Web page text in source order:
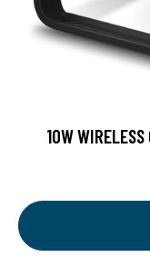
10W